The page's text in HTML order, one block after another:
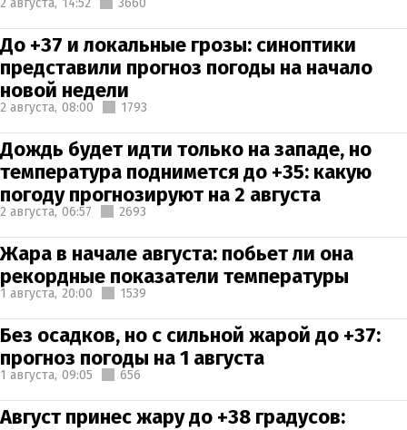
До +37 и локальные грозы: синоптики
представили прогноз погоды на начало
новой недели
2 августа, 08:00 1793
Дождь будет идти только на западе, но
температура поднимется до +35: какую
погоду прогнозируют на 2 августа
2 августа, 06:57 2693
Жара в начале августа: побьет ли она
рекордные показатели температуры
1 августа, 20:00 1539
Без осадков, но с сильной жарой до +37:
прогноз погоды на 1 августа
1 августа, 09:05 656
Август принес жару до +38 градусов: